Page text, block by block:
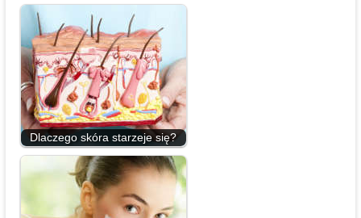
Dlaczego skóra starzeje się?